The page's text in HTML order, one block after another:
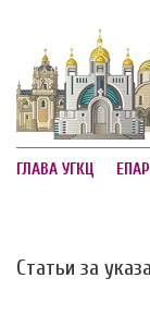
ГЛАВА УГКЦ
Статьи за